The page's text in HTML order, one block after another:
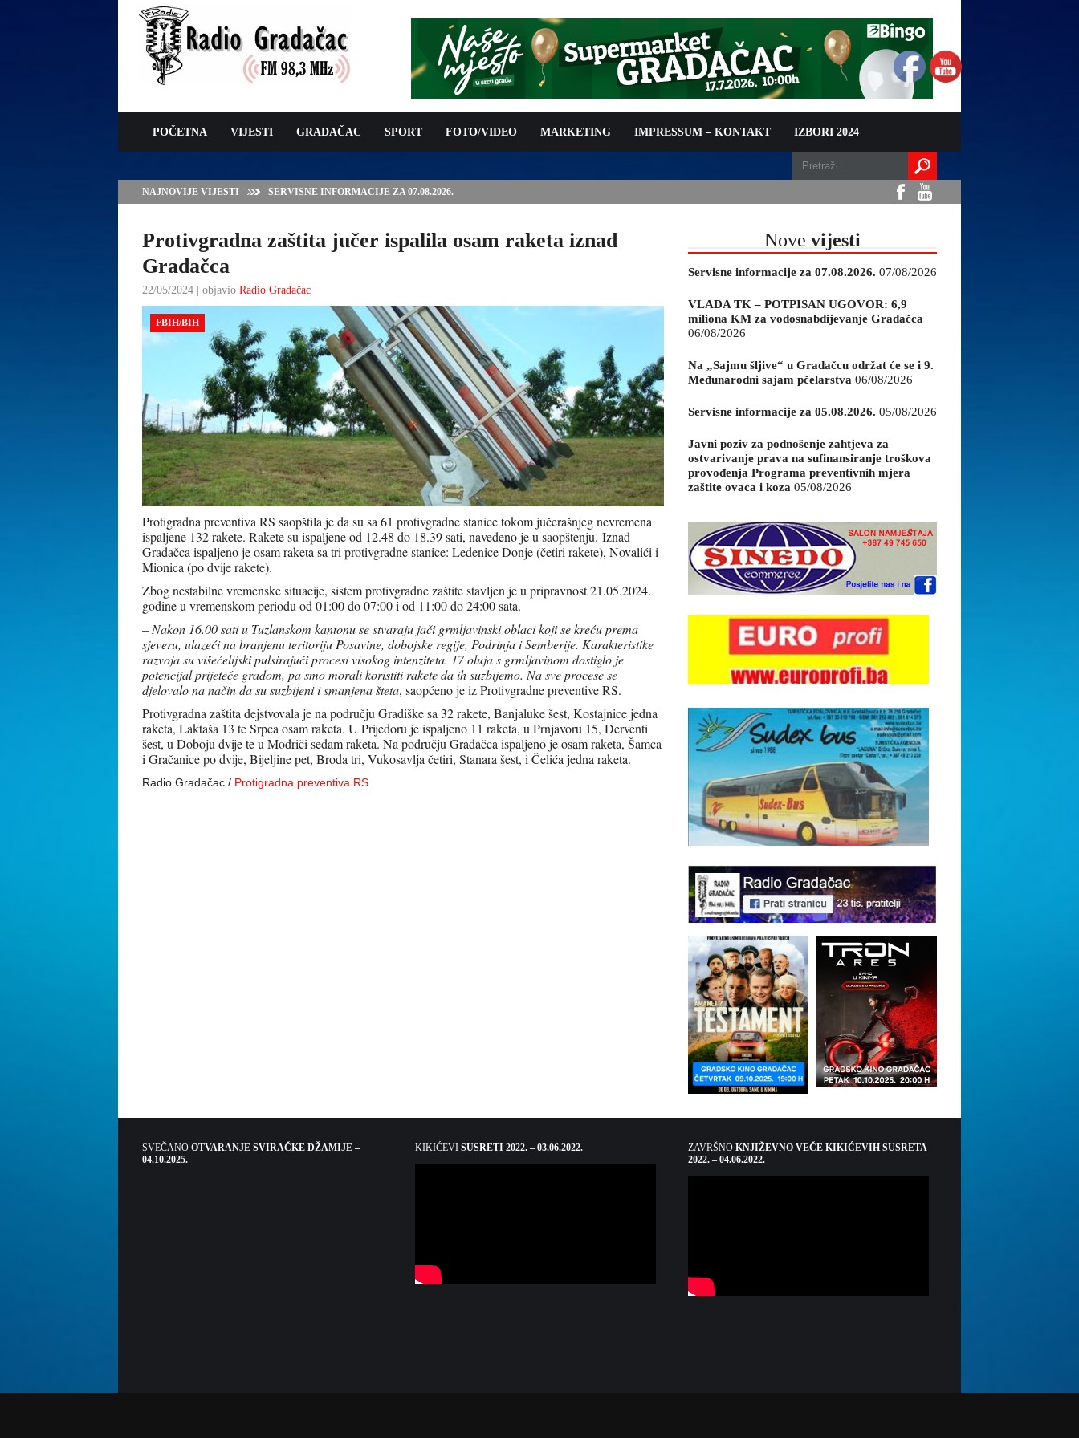
POČETNA VIJESTI GRADAČAC SPORT FOTO/VIDEO MARKETING IMPRESSUM – KONTAKT IZBORI 2024
NAJNOVIJE VIJESTI
VLADA TK – POTPISAN UGOVOR: 6,9 MILIONA KM ZA VODOSNABDIJEVANJE
GRADAČCA
Protivgradna zaštita jučer ispalila osam raketa iznad
Gradačca
22/05/2024 | objavio Radio Gradačac
FBIH/BIH
Protigradna preventiva RS saopštila je da su sa 61 protivgradne stanice tokom jučerašnjeg nevremena
ispaljene 132 rakete. Rakete su ispaljene od 12.48 do 18.39 sati, navedeno je u saopštenju. Iznad
Gradačca ispaljeno je osam raketa sa tri protivgradne stanice: Ledenice Donje (četiri rakete), Novalići i
Mionica (po dvije rakete).
Zbog nestabilne vremenske situacije, sistem protivgradne zaštite stavljen je u pripravnost 21.05.2024.
godine u vremenskom periodu od 01:00 do 07:00 i od 11:00 do 24:00 sata.
– Nakon 16.00 sati u Tuzlanskom kantonu se stvaraju jači grmljavinski oblaci koji se kreću prema
sjeveru, ulazeći na branjenu teritoriju Posavine, dobojske regije, Podrinja i Semberije. Karakteristike
razvoja su višećelijski pulsirajući procesi visokog intenziteta. 17 oluja s grmljavinom dostiglo je
potencijal prijeteće gradom, pa smo morali koristiti rakete da ih suzbijemo. Na sve procese se
djelovalo na način da su suzbijeni i smanjena šteta, saopćeno je iz Protivgradne preventive RS.
Protivgradna zaštita dejstvovala je na području Gradiške sa 32 rakete, Banjaluke šest, Kostajnice jedna
raketa, Laktaša 13 te Srpca osam raketa. U Prijedoru je ispaljeno 11 raketa, u Prnjavoru 15, Derventi
šest, u Doboju dvije te u Modriči sedam raketa. Na području Gradačca ispaljeno je osam raketa, Šamca
i Gračanice po dvije, Bijeljine pet, Broda tri, Vukosavlja četiri, Stanara šest, i Čelića jedna raketa.
Radio Gradačac / Protigradna preventiva RS
Nove vijesti
Servisne informacije za 07.08.2026. 07/08/2026
VLADA TK – POTPISAN UGOVOR: 6,9
miliona KM za vodosnabdijevanje Gradačca
06/08/2026
Na „Sajmu šljive“ u Gradačcu održat će se i 9.
Međunarodni sajam pčelarstva 06/08/2026
Servisne informacije za 05.08.2026. 05/08/2026
Javni poziv za podnošenje zahtjeva za
ostvarivanje prava na sufinansiranje troškova
provođenja Programa preventivnih mjera
zaštite ovaca i koza 05/08/2026
SVEČANO OTVARANJE SVIRAČKE DŽAMIJE –
04.10.2025.
KIKIĆEVI SUSRETI 2022. – 03.06.2022. ZAVRŠNO KNJIŽEVNO VEČE KIKIĆEVIH SUSRETA
2022. – 04.06.2022.